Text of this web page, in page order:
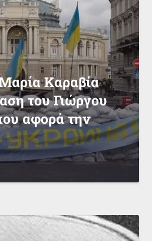
Καραβία
του Γιώργου
αφορά την